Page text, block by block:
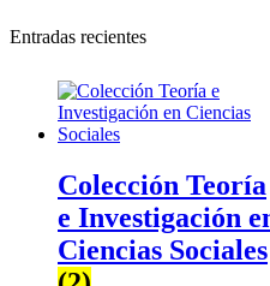
Colección Teoría
e Investigación
Ciencias Sociales
Entradas recientes